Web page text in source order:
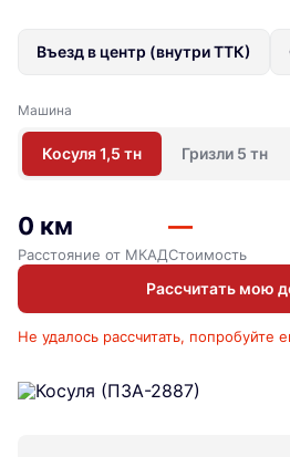
Въезд в центр (внутри ТТК)
Машина
Косуля 1,5 тн Гризли 5 тн
0 км
Расстояние от МКАД
—
Стоимость
Рассчитать мою
Не удалось рассчитать, попробуйте